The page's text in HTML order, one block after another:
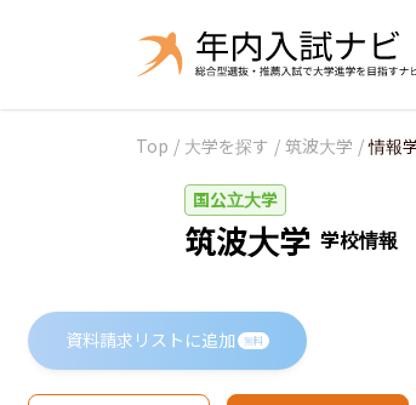
Top / 大学を探す / 筑波大学 / 情報
国公立大学
筑波大学 学校情報
資料請求リストに追加 無料